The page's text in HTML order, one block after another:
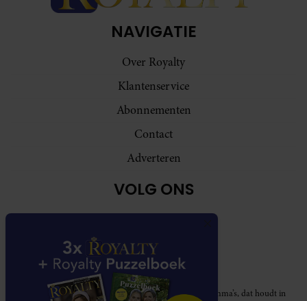
NAVIGATIE
Over Royalty
Klantenservice
Abonnementen
Contact
Adverteren
VOLG ONS
Royalty participeert in diverse affiliate marketing programma’s, dat houdt in